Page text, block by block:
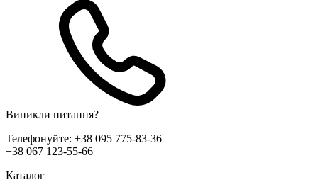
Виникли питання?
Телефонуйте: +38 095 775-83-36
+38 067 123-55-66
Каталог